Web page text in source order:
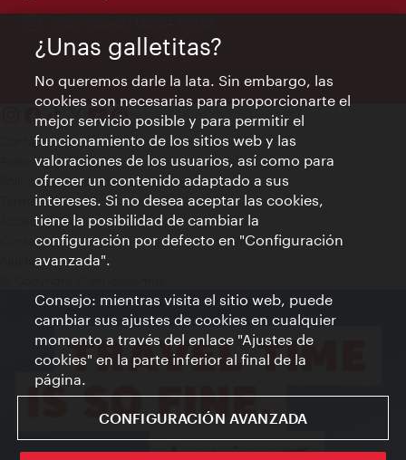
Contacto
Aviso legal
Política de privacidad de datos
Terms of Use
Accesibilidad
Contacto para la prensa
Ajustes de cookie
¿Unas galletitas?
No queremos darle la lata. Sin embargo, las
cookies son necesarias para proporcionarte el
mejor servicio posible y para permitir el
funcionamiento de los sitios web y las
valoraciones de los usuarios, así como para
ofrecer un contenido adaptado a sus
intereses. Si no desea aceptar las cookies,
tiene la posibilidad de cambiar la
configuración por defecto en "Configuración
avanzada".
Consejo: mientras visita el sitio web, puede
cambiar sus ajustes de cookies en cualquier
momento a través del enlace "Ajustes de
cookies" en la parte inferior al final de la
página.
CONFIGURACIÓN AVANZADA